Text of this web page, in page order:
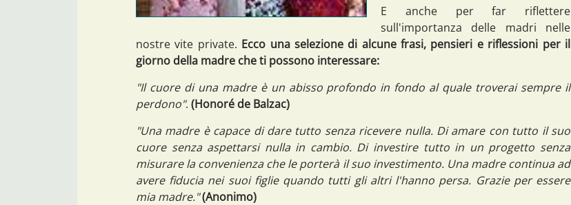
E anche per far riflettere
sull'importanza delle madri nelle
nostre vite private. Ecco una selezione di alcune frasi, pensieri e riflessioni per il
giorno della madre che ti possono interessare:
"Il cuore di una madre è un abisso profondo in fondo al quale troverai sempre il
perdono". (Honoré de Balzac)
"Una madre è capace di dare tutto senza ricevere nulla. Di amare con tutto il suo
cuore senza aspettarsi nulla in cambio. Di investire tutto in un progetto senza
misurare la convenienza che le porterà il suo investimento. Una madre continua ad
avere fiducia nei suoi figlie quando tutti gli altri l'hanno persa. Grazie per essere
mia madre." (Anonimo)